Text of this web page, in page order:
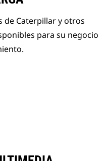
de Caterpillar y otros
para su negocio